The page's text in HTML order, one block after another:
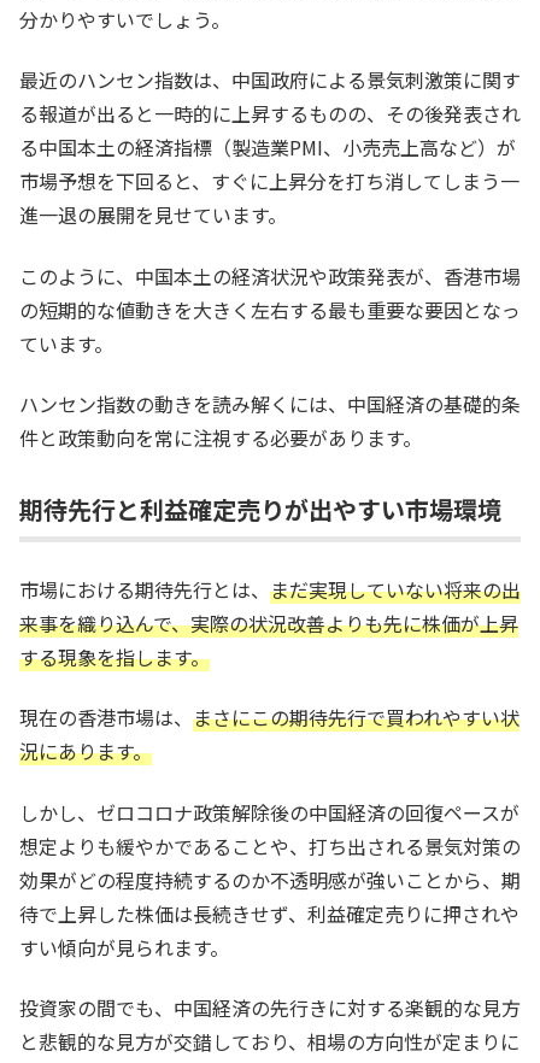
分かりやすいでしょう。
最近のハンセン指数は、中国政府による景気刺激策に関す
る報道が出ると一時的に上昇するものの、その後発表され
る中国本土の経済指標（製造業PMI、小売売上高など）が
市場予想を下回ると、すぐに上昇分を打ち消してしまう一
進一退の展開を見せています。
このように、中国本土の経済状況や政策発表が、香港市場
の短期的な値動きを大きく左右する最も重要な要因となっ
ています。
ハンセン指数の動きを読み解くには、中国経済の基礎的条
件と政策動向を常に注視する必要があります。
期待先行と利益確定売りが出やすい市場環境
市場における期待先行とは、 まだ実現していない将来の出
来事を織り込んで、実際の状況改善よりも先に株価が上昇
する現象を指します。
現在の香港市場は、 まさにこの期待先行で買われやすい状
況にあります。
しかし、ゼロコロナ政策解除後の中国経済の回復ペースが
想定よりも緩やかであることや、打ち出される景気対策の
効果がどの程度持続するのか不透明感が強いことから、期
待で上昇した株価は長続きせず、利益確定売りに押されや
すい傾向が見られます。
投資家の間でも、中国経済の先行きに対する楽観的な見方
と悲観的な見方が交錯しており、相場の方向性が定まりに